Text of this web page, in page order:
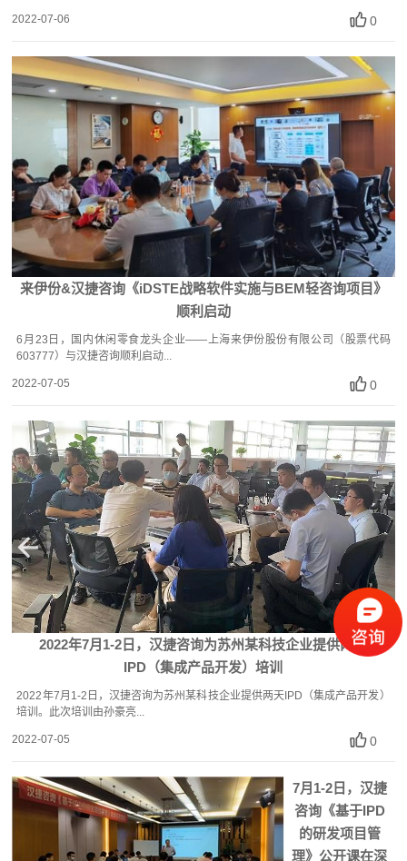
2022-07-06 0
来伊份&汉捷咨询《iDSTE战略软件实施与BEM轻咨询项目》
顺利启动
6月23日，国内休闲零食龙头企业——上海来伊份股份有限公司（股票代码
603777）与汉捷咨询顺利启动...
2022-07-05 0
2022年7月1-2日，汉捷咨询为苏州某科技企业提供两天
IPD（集成产品开发）培训
2022年7月1-2日，汉捷咨询为苏州某科技企业提供两天IPD（集成产品开发）
培训。此次培训由孙豪亮...
2022-07-05 0
7月1-2日，汉捷
咨询《基于IPD
的研发项目管
理》公开课在深